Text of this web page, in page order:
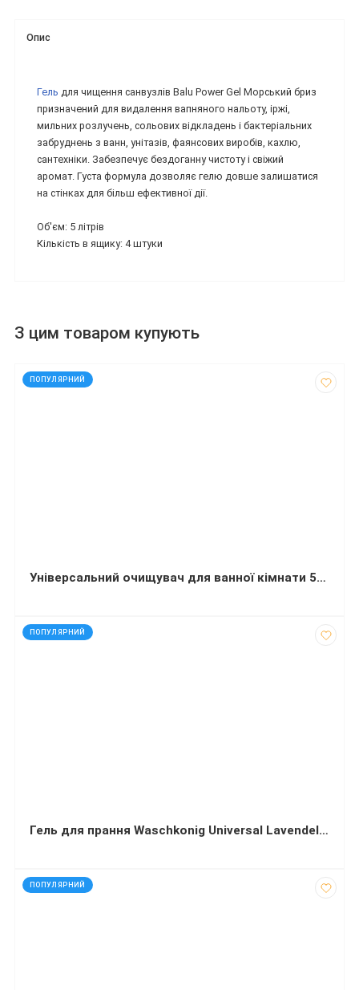
Опис
Гель для чищення санвузлів Balu Power Gel Морський бриз
призначений для видалення вапняного нальоту, іржі,
мильних розлучень, сольових відкладень і бактеріальних
забруднень з ванн, унітазів, фаянсових виробів, кахлю,
сантехніки. Забезпечує бездоганну чистоту і свіжий
аромат. Густа формула дозволяє гелю довше залишатися
на стінках для більш ефективної дії.
Об'єм: 5 літрів
Кількість в ящику: 4 штуки
З цим товаром купують
ПОПУЛЯРНИЙ
код: 12221
Універсальний очищувач для ванної кімнати 500 мл
ПОПУЛЯРНИЙ
код: 810034
Гель для прання Waschkonig Universal Lavendel 4900 мл
ПОПУЛЯРНИЙ
код: 91130